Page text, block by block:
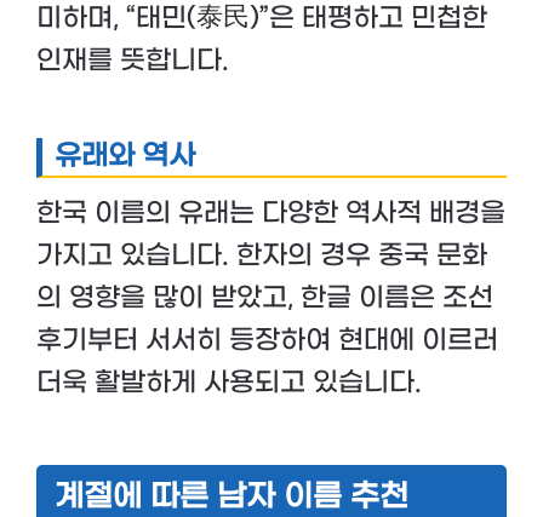
미하며, “태민(泰民)”은 태평하고 민첩한
인재를 뜻합니다.
유래와 역사
한국 이름의 유래는 다양한 역사적 배경을
가지고 있습니다. 한자의 경우 중국 문화
의 영향을 많이 받았고, 한글 이름은 조선
후기부터 서서히 등장하여 현대에 이르러
더욱 활발하게 사용되고 있습니다.
계절에 따른 남자 이름 추천